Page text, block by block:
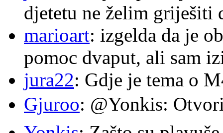
djetetu ne želim griješiti
marioart: izgelda da je
pomoc dvaput, ali sam
jura22: Gdje je tema o
Gjuroo: @Yonkis: